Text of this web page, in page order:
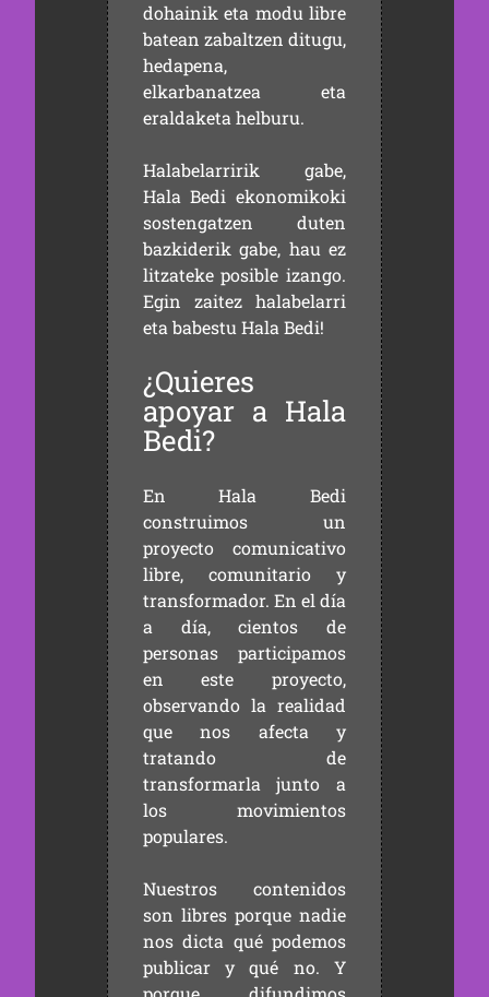
dohainik eta modu libre
batean zabaltzen ditugu,
hedapena,
elkarbanatzea eta
eraldaketa helburu.
Halabelarririk gabe,
Hala Bedi ekonomikoki
sostengatzen duten
bazkiderik gabe, hau ez
litzateke posible izango.
Egin zaitez halabelarri
eta babestu Hala Bedi!
¿Quieres
apoyar a Hala
Bedi?
En Hala Bedi
construimos un
proyecto comunicativo
libre, comunitario y
transformador. En el día
a día, cientos de
personas participamos
en este proyecto,
observando la realidad
que nos afecta y
tratando de
transformarla junto a
los movimientos
populares.
Nuestros contenidos
son libres porque nadie
nos dicta qué podemos
publicar y qué no. Y